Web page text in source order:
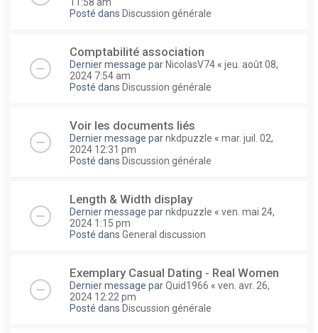
Posté dans Discussion générale
Comptabilité association
Dernier message par NicolasV74 « jeu. août 08,
2024 7:54 am
Posté dans Discussion générale
Voir les documents liés
Dernier message parnkdpuzzle « mar. juil. 02,
2024 12:31 pm
Posté dans Discussion générale
Length & Width display
Dernier message parnkdpuzzle « ven. mai 24,
2024 1:15 pm
Posté dans General discussion
Exemplary Сasual Dating - Real Women
Dernier message parQuid1966 « ven. avr. 26,
2024 12:22 pm
Posté dans Discussion générale